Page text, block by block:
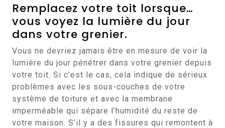
Remplacez votre toit lorsque…
vous voyez la lumière du jour
dans votre grenier.
Vous ne devriez jamais être en mesure de voir la
lumière du jour pénétrer dans votre grenier depuis
votre toit. Si c’est le cas, cela indique de sérieux
problèmes avec les sous-couches de votre
système de toiture et avec la membrane
imperméable qui sépare l’humidité du reste de
votre maison. S’il y a des fissures qui remontent à